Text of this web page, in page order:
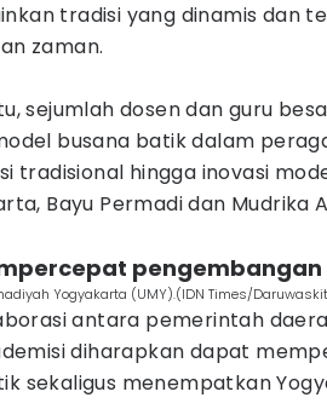
tradisi yang dinamis dan
zaman.
sejumlah dosen dan guru
busana batik dalam
tradisional hingga inovasi
Bayu Permadi dan Mudrika
Yogyakarta (UMY).(IDN Times/
antara pemerintah
diharapkan dapat
sekaligus menempatkan